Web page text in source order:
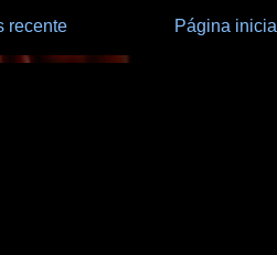
recente Página inicial